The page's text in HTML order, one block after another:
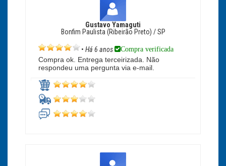
Gustavo Yamaguti
Bonfim Paulista (Ribeirão Preto) / SP
• Há 6 anos Compra verificada
Compra ok. Entrega terceirizada. Não
respondeu uma pergunta via e-mail.